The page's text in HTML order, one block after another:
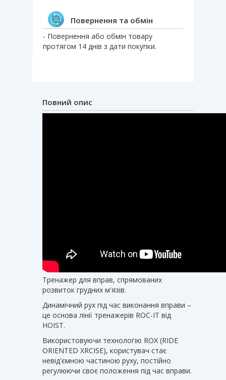
Повернення та обмін
- Повернення або обмін товару
протягом 14 днів з дати покупки.
Повний опис
Тренажер для вправ, спрямованих
розвиток грудних м'язів.
Динамічний рух під час виконання вправи –
це основа лінії тренажерів ROC-IT від
HOIST.
Використовуючи технологію ROX (RIDE
ORIENTED XRCISE), користувач стає
невід'ємною частиною руху, постійно
регулюючи своє положення під час вправи.